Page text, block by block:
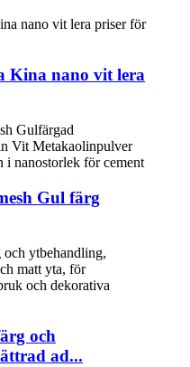
Kina nano vit lera
Gul färg
och
ad...